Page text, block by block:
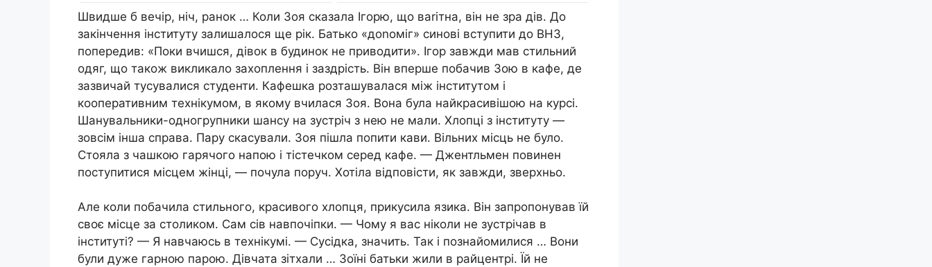
Швидше б вечір, ніч, ранок … Коли Зоя сказала Ігорю, що ваrітна, він не зра дів. До
закінчення інституту залишалося ще рік. Батько «доnоміг» синові вступити до ВНЗ,
попередив: «Поки вчишся, дівок в будинок не приводити». Ігор завжди мав стильний
одяг, що також викликало захоплення і заздрість. Він вперше побачив Зою в кафе, де
зазвичай тусувалися студенти. Кафешка розташувалася між інститутом і
кооперативним технікумом, в якому вчилася Зоя. Вона була найкрасивішою на курсі.
Шанувальники-одногрупники шансу на зустріч з нею не мали. Хлопці з інституту —
зовсім інша справа. Пару скасували. Зоя пішла попити кави. Вільних місць не було.
Стояла з чашкою гарячого напою і тістечком серед кафе. — Джентльмен повинен
поступитися місцем жінці, — почула поруч. Хотіла відповісти, як завжди, зверхньо.
Але коли побачила стильного, красивого хлопця, прикусила язика. Він запропонував їй
своє місце за столиком. Сам сів навпочіпки. — Чому я вас ніколи не зустрічав в
інституті? — Я навчаюсь в технікумі. — Сусідка, значить. Так і познайомилися … Вони
були дуже гарною парою. Дівчата зітхали … Зоїні батьки жили в райцентрі. Їй не